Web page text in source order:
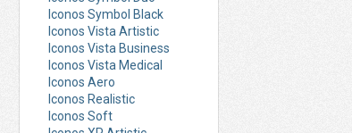
Iconos Symbol Black
Iconos Vista Artistic
Iconos Vista Business
Iconos Vista Medical
Iconos Aero
Iconos Realistic
Iconos Soft